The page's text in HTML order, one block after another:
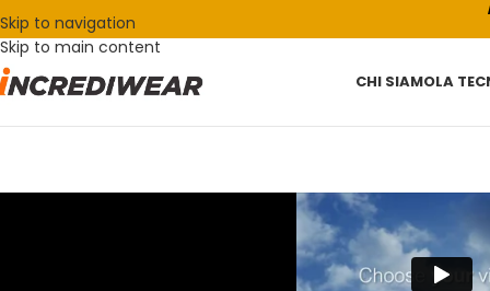
Skip to navigation
Skip to main content
CHI SIAMOLA